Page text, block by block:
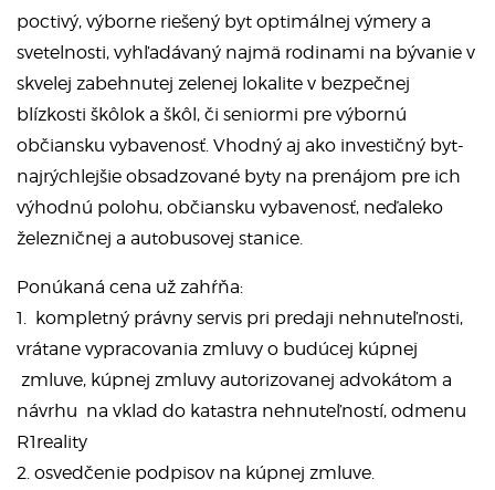
poctivý, výborne riešený byt optimálnej výmery a
svetelnosti, vyhľadávaný najmä rodinami na bývanie v
skvelej zabehnutej zelenej lokalite v bezpečnej
blízkosti škôlok a škôl, či seniormi pre výbornú
občiansku vybavenosť. Vhodný aj ako investičný byt-
najrýchlejšie obsadzované byty na prenájom pre ich
výhodnú polohu, občiansku vybavenosť, neďaleko
železničnej a autobusovej stanice.
Ponúkaná cena už zahŕňa:
1. kompletný právny servis pri predaji nehnuteľnosti,
vrátane vypracovania zmluvy o budúcej kúpnej
zmluve, kúpnej zmluvy autorizovanej advokátom a
návrhu na vklad do katastra nehnuteľností, odmenu
R1reality
2. osvedčenie podpisov na kúpnej zmluve.